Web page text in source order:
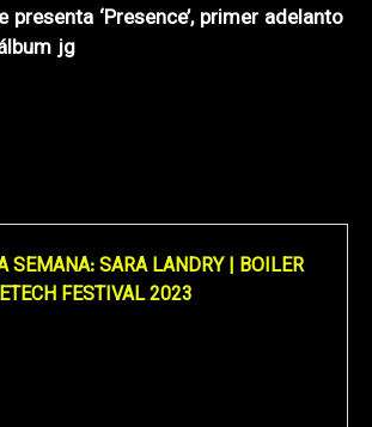
presenta ‘Presence’, primer adelanto
jg
SEMANA: SARA LANDRY | BOILER
FESTIVAL 2023